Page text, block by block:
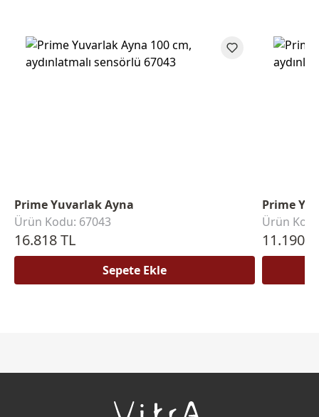
Prime Yuvarlak Ayna
Ürün Kodu: 67043
16.818 TL
Sepete Ekle
Prime
Ürün
11.190